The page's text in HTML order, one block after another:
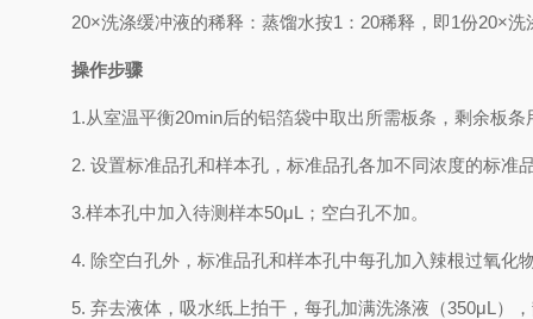
20×洗涤缓冲液的稀释：蒸馏水按1 ： 20稀释，即1份20×洗
操作步骤
1.从室温平衡20min后的铝箔袋中取出所需板条，剩余板
2. 设置标准品孔和样本孔，标准品孔各加不同浓度的标准
3.样本孔中加 入待测样本50μL ；空白孔不加。
4. 除空白孔外，标准品孔和样本孔中每孔加入辣根过氧化
5. 弃去液体，吸水纸上拍干，每孔加满洗涤液 （350μL ）